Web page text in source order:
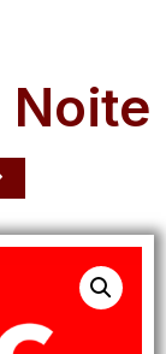
Noite